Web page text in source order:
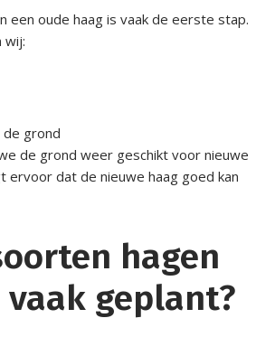
een oude haag is vaak de eerste stap.
wij:
de grond
de grond weer geschikt voor nieuwe
ervoor dat de nieuwe haag goed kan
hagen
geplant?